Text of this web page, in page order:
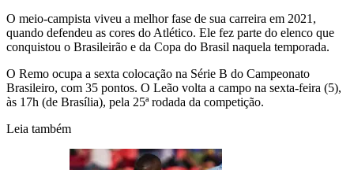
O meio-campista viveu a melhor fase de sua carreira em 2021,
quando defendeu as cores do Atlético. Ele fez parte do elenco que
conquistou o Brasileirão e da Copa do Brasil naquela temporada.
O Remo ocupa a sexta colocação na Série B do Campeonato
Brasileiro, com 35 pontos. O Leão volta a campo na sexta-feira (5),
às 17h (de Brasília), pela 25ª rodada da competição.
Leia também